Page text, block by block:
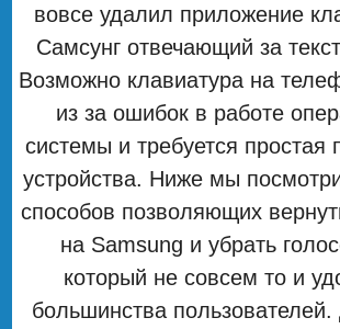
вовсе удалил приложение
Самсунг отвечающий за
Возможно клавиатура на
из за ошибок в работе
системы и требуется простая
устройства. Ниже мы
способов позволяющих
на Samsung и убрать
который не совсем то и
большинства